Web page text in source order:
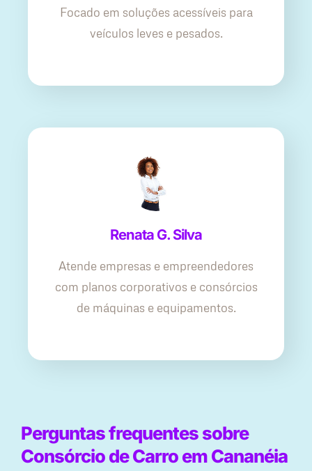
Focado em soluções acessíveis para
veículos leves e pesados.
Renata G. Silva
Atende empresas e empreendedores
com planos corporativos e consórcios
de máquinas e equipamentos.
Perguntas frequentes sobre
Consórcio de Carro em Cananéia